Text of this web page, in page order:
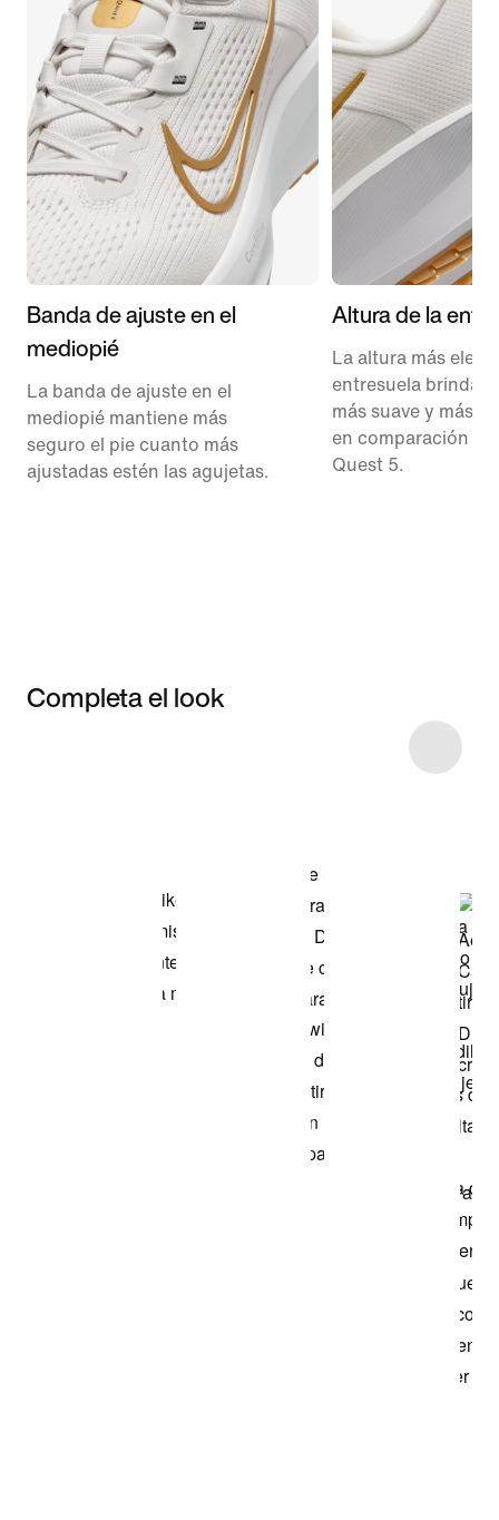
Banda de ajuste en el
mediopié
La banda de ajuste en el
mediopié mantiene más
seguro el pie cuanto más
ajustadas estén las agujetas.
Altura de la
La altura más
entresuela brinda
más suave y más
en comparación
Quest 5.
Completa el look